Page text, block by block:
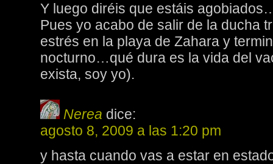
Y luego diréis que estáis
Pues yo acabo de salir de la ducha
estrés en la playa de Zahara y
nocturno…qué dura es la vida del
exista, soy yo).
Nerea dice:
agosto 8, 2009 a las 1:20 pm
y hasta cuando vas a estar en